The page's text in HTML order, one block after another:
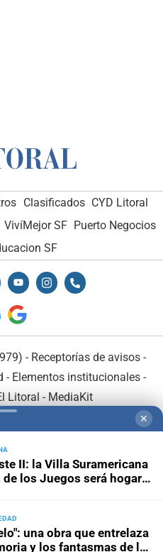
Clasificados CYD Litoral
VivíMejor SF Puerto Negocios
SF
- Receptorías de avisos -
- Elementos institucionales-
Litoral - MediaKit
con:
✕
II: la Villa Suramericana
de los Juegos será hogar
una obra que entrelaza
y los fantasmas de la